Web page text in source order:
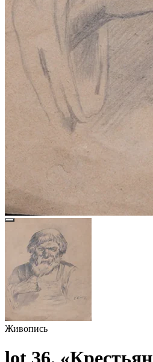
Живопись